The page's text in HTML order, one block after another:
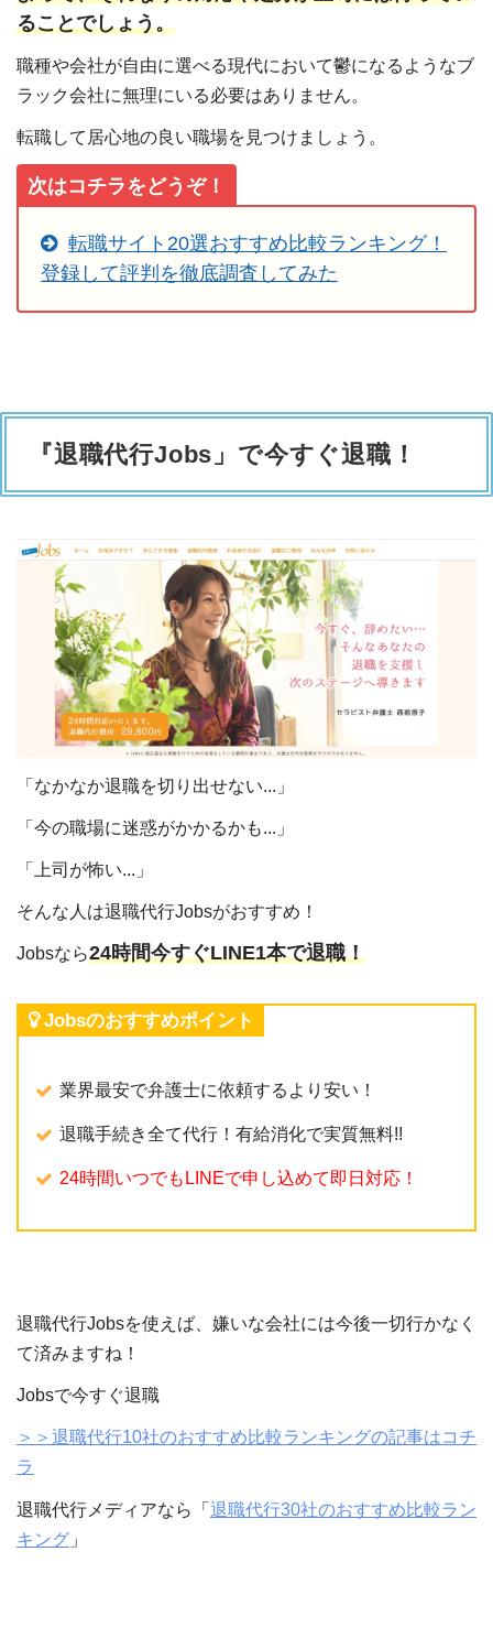
ることでしょう。
職種や会社が自由に選べる現代において鬱になるようなブ
ラック会社に無理にいる必要はありません。
転職して居心地の良い職場を見つけましょう。
次はコチラをどうぞ！
転職サイト20選おすすめ比較ランキング！
登録して評判を徹底調査してみた
『退職代行Jobs」で今すぐ退職！
「なかなか退職を切り出せない...」
「今の職場に迷惑がかかるかも...」
「上司が怖い...」
そんな人は退職代行Jobsがおすすめ！
Jobsなら24時間今すぐLINE1本で退職！
Jobsのおすすめポイント
業界最安で弁護士に依頼するより安い！
退職手続き全て代行！有給消化で実質無料!!
24時間いつでもLINEで申し込めて即日対応！
退職代行Jobsを使えば、嫌いな会社には今後一切行かなく
て済みますね！
Jobsで今すぐ退職
＞＞退職代行10社のおすすめ比較ランキングの記事はコチ
ラ
退職代行メディアなら「 退職代行30社のおすすめ比較ラン
キング 」